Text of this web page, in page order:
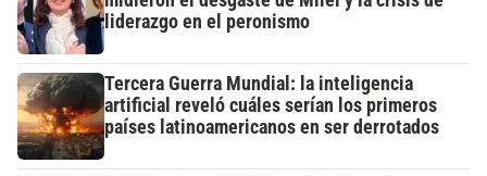
liderazgo en el peronismo
Tercera Guerra Mundial: la inteligencia
artificial reveló cuáles serían los primeros
países latinoamericanos en ser derrotados